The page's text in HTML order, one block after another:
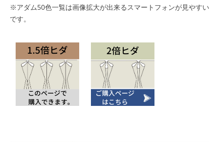
※アダム50色一覧は画像拡大が出来るスマートフォンが見やすい
です。